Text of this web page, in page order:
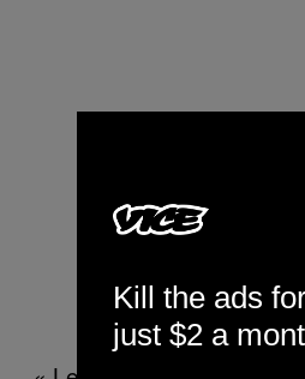
Kill the ads
just $2 a